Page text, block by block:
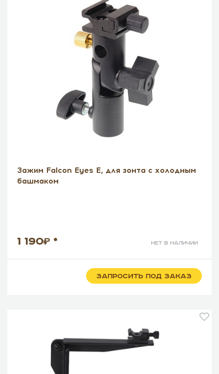
Зажим Falcon Eyes E, для зонта с холодным
башмаком
1 190 * нет в наличии
ЗАПРОСИТЬ ПОД ЗАКАЗ